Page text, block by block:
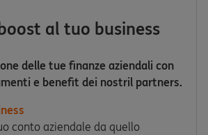
al tuo business
delle tue finanze aziendali con
e benefit dei nostril partners.
conto aziendale da quello